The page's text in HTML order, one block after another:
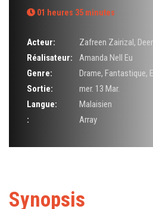
01 heures 35 minutes
Acteur: Zafreen Zairizal,
Réalisateur:
Amanda Nell Eu
Genre:
Drame, Fantastique,
Sortie:
mer. 13 Mar.
Langue:
Malaisien
:
Array
Synopsis